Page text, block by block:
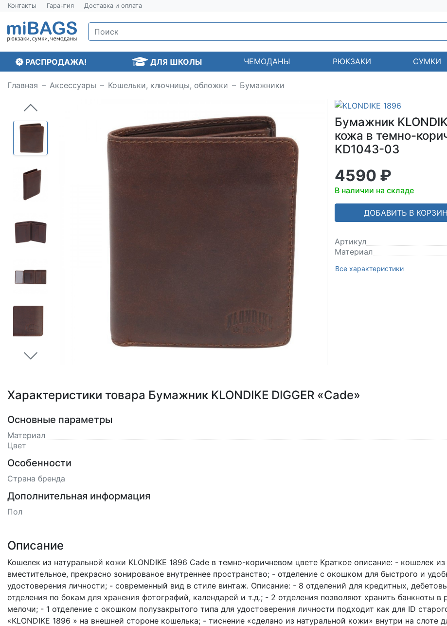
Контакты Гарантия Доставка и оплата
РАСПРОДАЖА! ДЛЯ ШКОЛЫ ЧЕМОДАНЫ РЮКЗАКИ СУМКИ
Главная Аксессуары Кошельки, ключницы, обложки Бумажники
Бумажник
кожа в темно-
KD1043-03
4590 ₽
В наличии на складе
ДОБАВИТЬ В
Артикул
Материал
Все характеристики
Характеристики товара Бумажник KLONDIKE DIGGER «Cade»
Основные параметры
Материал
Цвет
Особенности
Страна бренда
Дополнительная информация
Пол
Описание
Кошелек из натуральной кожи KLONDIKE 1896 Cade в темно-коричневом цвете Краткое описание: - кошелек
вместительное, прекрасно зонированое внутреннее пространство; - отделение с окошком для быстрого и
удостоверения личности; - современный вид в стиле винтаж. Описание: - 8 отделений для кредитных,
отделения по бокам для хранения фотографий, календарей и т.д.; - 2 отделения позволяют хранить банкноты
мелочи; - 1 отделение с окошком полузакрытого типа для удостоверения личности подходит как для ID
«KLONDIKE 1896 » на внешней стороне кошелька; - тиснение «сделано из натуральной кожи» внутри на слоте